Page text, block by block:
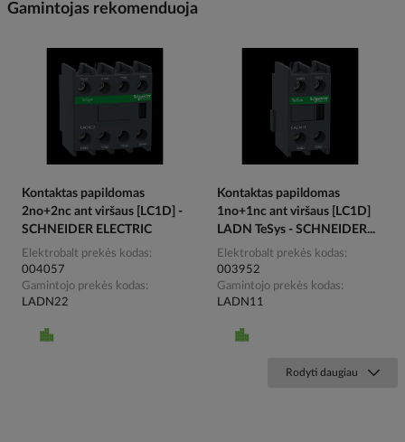
Gamintojas rekomenduoja
Kontaktas papildomas
2no+2nc ant viršaus [LC1D] -
SCHNEIDER ELECTRIC
Elektrobalt prekės kodas
004057
Gamintojo prekės kodas
LADN22
Kontaktas papildomas
1no+1nc ant viršaus [LC1D]
LADN TeSys - SCHNEIDER...
Elektrobalt prekės kodas
003952
Gamintojo prekės kodas
LADN11
Rodyti daugiau